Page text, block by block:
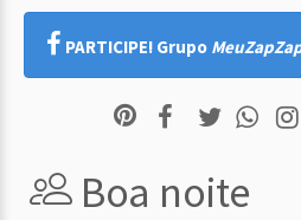
PARTICIPE! Grupo
Boa noite